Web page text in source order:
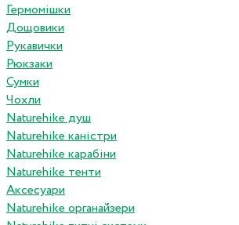
Гермомішки
Дощовики
Рукавички
Рюкзаки
Сумки
Чохли
Naturehike душ
Naturehike каністри
Naturehike карабіни
Naturehike тенти
Аксесуари
Naturehike органайзери